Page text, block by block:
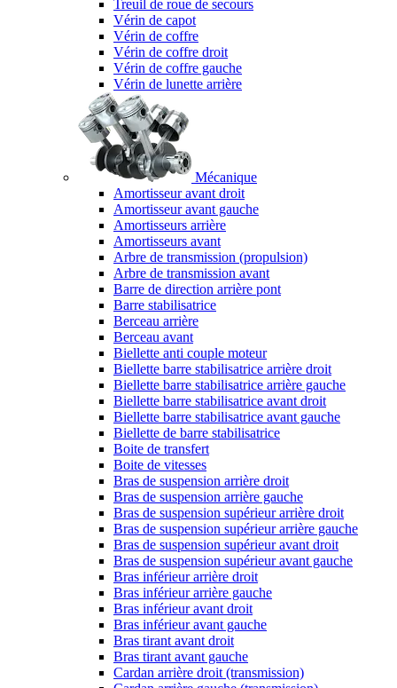
Treuil de roue de secours
Vérin de capot
Vérin de coffre
Vérin de coffre droit
Vérin de coffre gauche
Vérin de lunette arrière
Mécanique
Amortisseur avant droit
Amortisseur avant gauche
Amortisseurs arrière
Amortisseurs avant
Arbre de transmission (propulsion)
Arbre de transmission avant
Barre de direction arrière pont
Barre stabilisatrice
Berceau arrière
Berceau avant
Biellette anti couple moteur
Biellette barre stabilisatrice arrière droit
Biellette barre stabilisatrice arrière gauche
Biellette barre stabilisatrice avant droit
Biellette barre stabilisatrice avant gauche
Biellette de barre stabilisatrice
Boite de transfert
Boite de vitesses
Bras de suspension arrière droit
Bras de suspension arrière gauche
Bras de suspension supérieur arrière droit
Bras de suspension supérieur arrière gauche
Bras de suspension supérieur avant droit
Bras de suspension supérieur avant gauche
Bras inférieur arrière droit
Bras inférieur arrière gauche
Bras inférieur avant droit
Bras inférieur avant gauche
Bras tirant avant droit
Bras tirant avant gauche
Cardan arrière droit (transmission)